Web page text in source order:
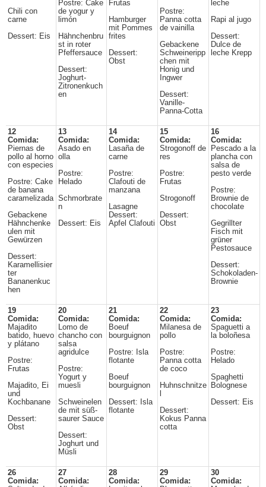
Chili con
carne
Dessert: Eis
Postre: Cake
de yogur y
limón
Hähnchenbru
st in roter
Pfeffersauce
Dessert:
Joghurt-
Zitronenkuch
en
Frutas
Hamburger
mit Pommes
frites
Dessert:
Obst
Postre:
Panna cotta
de vainilla
Gebackene
Schweineripp
chen mit
Honig und
Ingwer
Dessert:
Vanille-
Panna-Cotta
leche
Rapi al jugo
Dessert:
Dulce de
leche Krepp
12
Comida:
Piernas de
pollo al horno
con especies
Postre: Cake
de banana
caramelizada
Gebackene
Hähnchenke
ulen mit
Gewürzen
Dessert:
Karamellisier
ter
Bananenkuc
hen
13
Comida:
Asado en
olla
Postre:
Helado
Schmorbrate
n
Dessert: Eis
14
Comida:
Lasaña de
carne
Postre:
Clafouti de
manzana
Lasagne
Dessert:
Apfel Clafouti
15
Comida:
Strogonoff de
res
Postre:
Frutas
Strogonoff
Dessert:
Obst
16
Comida:
Pescado a la
plancha con
salsa de
pesto verde
Postre:
Brownie de
chocolate
Gegrillter
Fisch mit
grüner
Pestosauce
Dessert:
Schokoladen-
Brownie
19
Comida:
Majadito
batido, huevo
y plátano
Postre:
Frutas
Majadito, Ei
und
Kochbanane
Dessert:
Obst
20
Comida:
Lomo de
chancho con
salsa
agridulce
Postre:
Yogurt y
muesli
Schweinelen
de mit süß-
saurer Sauce
Dessert:
Joghurt und
Müsli
21
Comida:
Boeuf
bourguignon
Postre: Isla
flotante
Boeuf
bourguignon
Dessert: Isla
flotante
22
Comida:
Milanesa de
pollo
Postre:
Panna cotta
de coco
Huhnschnitze
Dessert:
Kokus Panna
cotta
23
Comida:
Spaguetti a
la boloñesa
Postre:
Helado
Spaghetti
Bolognese
Dessert: Eis
26
Comida:
27
Comida:
28
Comida:
29
Comida:
30
Comida: